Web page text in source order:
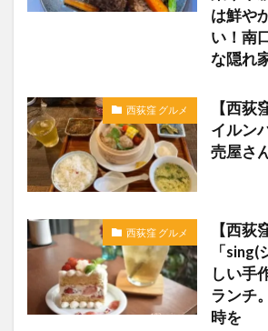
は鮮や
い！南
な隠れ
西荻窪 グルメ
【西荻
イルン
売屋さ
西荻窪 グルメ
【西荻
「
しい手
ランチ
時を